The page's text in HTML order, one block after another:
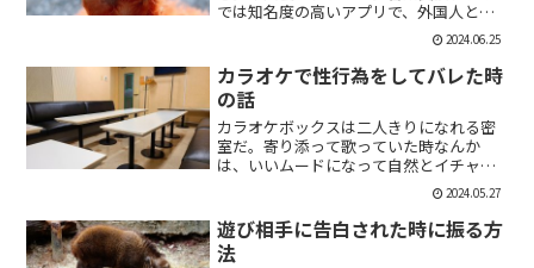
では知名度の高いアプリで、外国人と知
り合いたい付き合いたいという人にも魅
力的には一見魅力的にうつる。外国人の
恋人欲しいよな。俺もエマワトソンと結
婚してえ。ではハロートー...
2024.06.25
カラオケで性行為をしてバレた時
の話
カラオケボックスは二人きりになれる密
室だ。寄り添って歌っていた時なんか
は、いいムードになって自然とイチャイ
チャしはじめてしまうこともある。俺も
よく出会い系で知り合った人とカラオケ
にいったりする。相手もその気だったり
するから、なんかいいムード...
2024.05.27
遊び相手に告白された時に振る方
法